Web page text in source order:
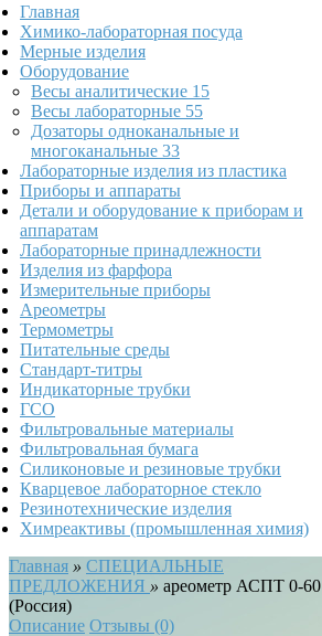
Главная
Химико-лабораторная посуда
Мерные изделия
Оборудование
Весы аналитические 15
Весы лабораторные 55
Дозаторы одноканальные и
многоканальные 33
Лабораторные изделия из пластика
Приборы и аппараты
Детали и оборудование к приборам и
аппаратам
Лабораторные принадлежности
Изделия из фарфора
Измерительные приборы
Ареометры
Термометры
Питательные среды
Стандарт-титры
Индикаторные трубки
ГСО
Фильтровальные материалы
Фильтровальная бумага
Силиконовые и резиновые трубки
Кварцевое лабораторное стекло
Резинотехнические изделия
Химреактивы (промышленная химия)
Главная » СПЕЦИАЛЬНЫЕ
ПРЕДЛОЖЕНИЯ » ареометр АСПТ 0-60
(Россия)
Описание Отзывы (0)